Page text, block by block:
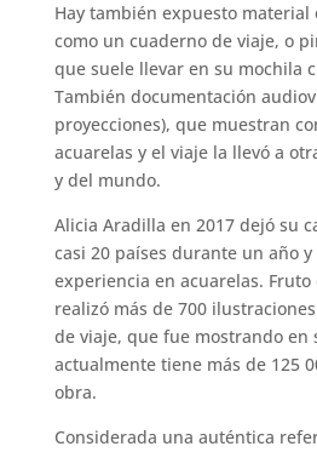
Hay también expuesto
como un cuaderno de viaje, o
que suele llevar en su mochila
También documentación
proyecciones), que muestran
acuarelas y el viaje la llevó a
y del mundo.
Alicia Aradilla en 2017 dejó su
casi 20 países durante un año
experiencia en acuarelas.
realizó más de 700
de viaje, que fue mostrando en
actualmente tiene más de 125
obra.
Considerada una auténtica